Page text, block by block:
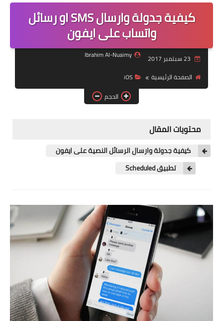
مراجعات
حماية
اندرويد
ويندوز
فيسبوك
بلوجر
مقالات
العاب
تطبيقات
كيفية جدولة وارسال SMS او رسائل
واتساب على ايفون
Ibrahim Al-Nuaimy
الصفحة الرئيسية
iOS
الحجم
محتويات المقال
كيفية جدولة وارسال الرسائل النصية على ايفون
تطبيق Scheduled